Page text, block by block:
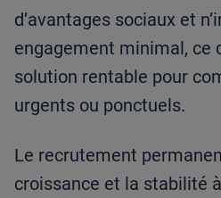
d’avantages sociaux et
engagement minimal, ce
solution rentable pour
urgents ou ponctuels.
Le recrutement
croissance et la stabilité